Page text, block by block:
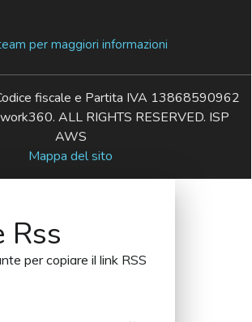
per maggiori informazioni
fiscale e Partita IVA 13868590962
ALL RIGHTS RESERVED. ISP
AWS
Mappa del sito
Rss
per copiare il link RSS